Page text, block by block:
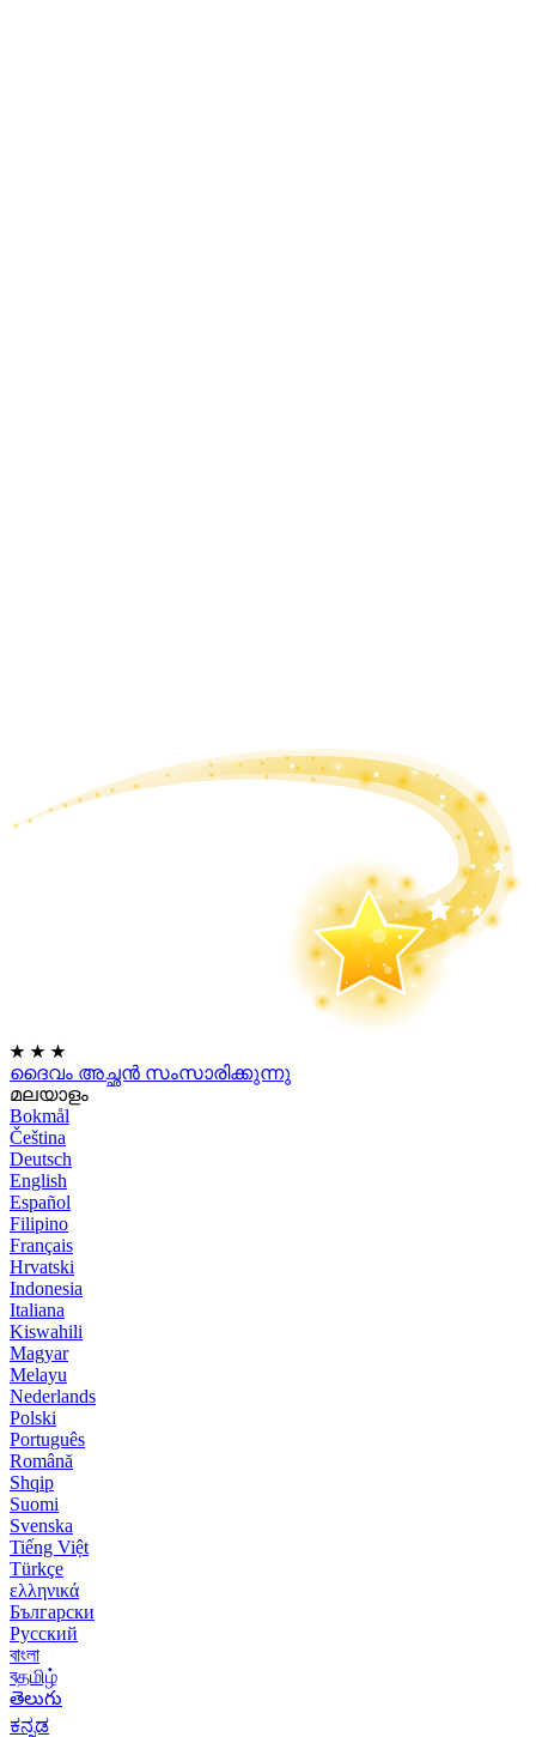
★ ★ ★
ദൈവം അച്ഛൻ സംസാരിക്കുന്നു
മലയാളം
Bokmål
Čeština
Deutsch
English
Español
Filipino
Français
Hrvatski
Indonesia
Italiana
Kiswahili
Magyar
Melayu
Nederlands
Polski
Português
Română
Shqip
Suomi
Svenska
Tiếng Việt
Türkçe
ελληνικά
Български
Русский
বাংলা
বதமிழ்
తెలుగు
ಕನ್ನಡ